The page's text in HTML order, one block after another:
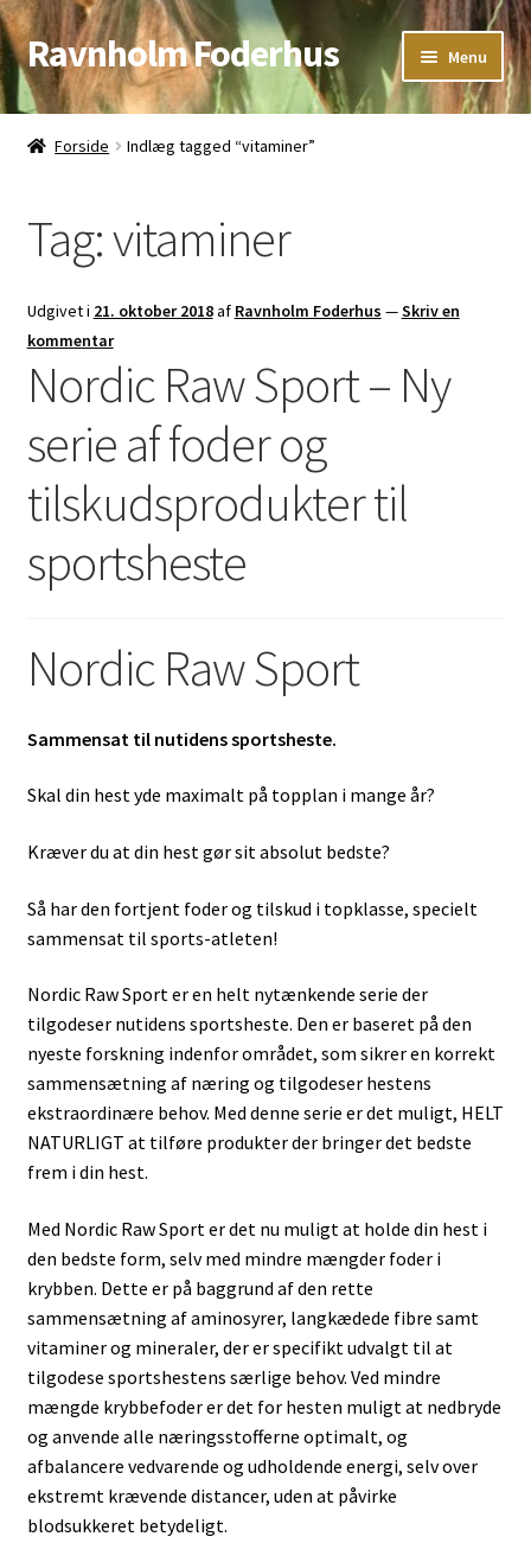
Spring
til
navigation
Spring
til
indhold
Ravnholm Foderhus Menu
Åbningstider
Forside Indlæg tagged “vitaminer”
Tag:vitaminer
Udgivet i 21. oktober 2018af Ravnholm Foderhus —Skriv en
kommentar
Nordic Raw Sport – Ny
serie af foder og
tilskudsprodukter til
sportsheste
Nordic Raw Sport
Sammensat til nutidens sportsheste.
Skal din hest yde maximalt på topplan i mange år?
Kræver du at din hest gør sit absolut bedste?
Så har den fortjent foder og tilskud i topklasse, specielt
sammensat til sports-atleten!
Nordic Raw Sport er en helt nytænkende serie der
tilgodeser nutidens sportsheste. Den er baseret på den
nyeste forskning indenfor området, som sikrer en korrekt
sammensætning af næring og tilgodeser hestens
ekstraordinære behov. Med denne serie er det muligt, HELT
NATURLIGT at tilføre produkter der bringer det bedste
frem i din hest.
Med Nordic Raw Sport er det nu muligt at holde din hest i
den bedste form, selv med mindre mængder foder i
krybben. Dette er på baggrund af den rette
sammensætning af aminosyrer, langkædede fibre samt
vitaminer og mineraler, der er specifikt udvalgt til at
tilgodese sportshestens særlige behov. Ved mindre
mængde krybbefoder er det for hesten muligt at nedbryde
og anvende alle næringsstofferne optimalt, og
afbalancere vedvarende og udholdende energi, selv over
ekstremt krævende distancer, uden at påvirke
blodsukkeret betydeligt.